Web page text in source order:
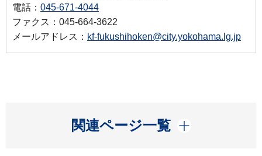
電話： 045-671-4044
ファクス：045-664-3622
メールアドレス： kf-fukushihoken@city.yokohama.lg.jp
関連ページ一覧
開く